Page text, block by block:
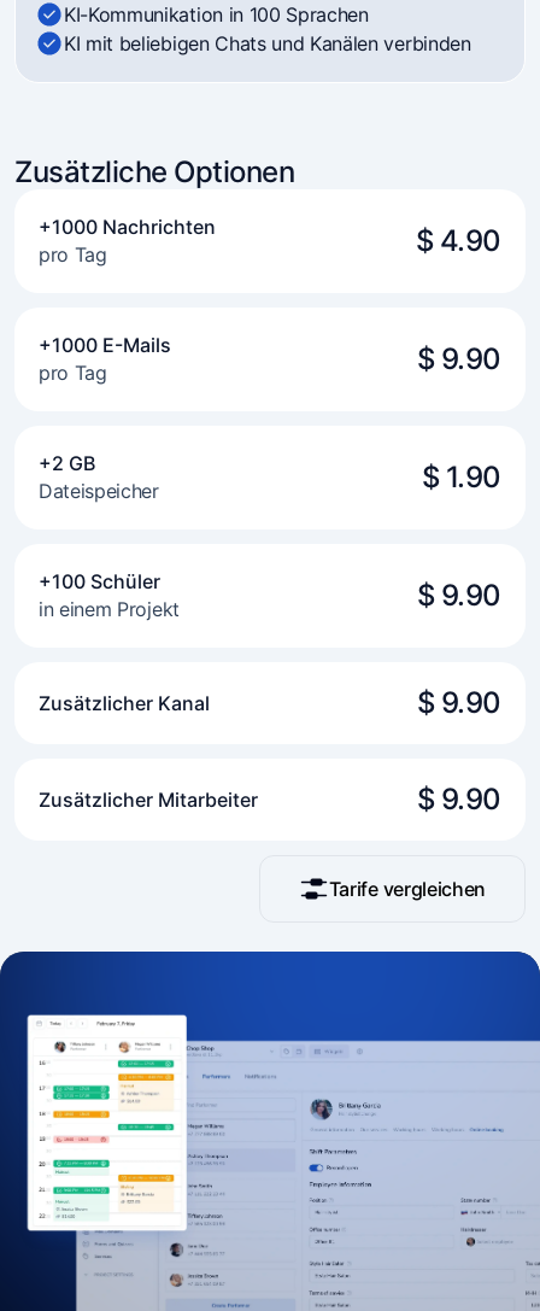
Tarife vergleichen
KI-Kommunikation in 100 Sprachen
KI mit beliebigen Chats und Kanälen verbinden
Zusätzliche Optionen
+1000 Nachrichten
pro Tag
$ 4.90
+1000 E-Mails
pro Tag
$ 9.90
+2 GB
Dateispeicher
$ 1.90
+100 Schüler
in einem Projekt
$ 9.90
Zusätzlicher Kanal $ 9.90
Zusätzlicher Mitarbeiter $ 9.90